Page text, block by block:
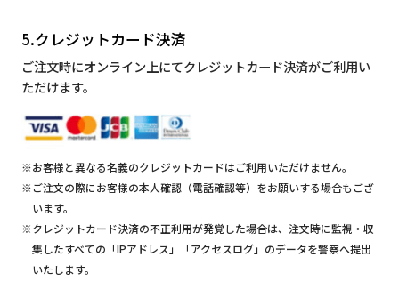
5.クレジットカード決済
ご注文時にオンライン上にてクレジットカード決済がご利用い
ただけます。
※お客様と異なる名義のクレジットカードはご利用いただけません。
※ご注文の際にお客様の本人確認（電話確認等）をお願いする場合もござ
います。
※クレジットカード決済の不正利用が発覚した場合は、注文時に監視・収
集したすべての「IPアドレス」「アクセスログ」のデータを警察へ提出
いたします。